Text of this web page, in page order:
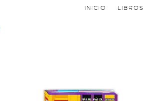
INICIO LIBROS